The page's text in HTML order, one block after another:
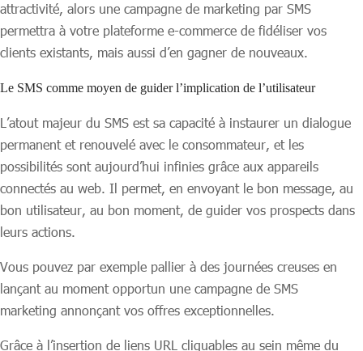
attractivité, alors une campagne de marketing par SMS
permettra à votre plateforme e-commerce de fidéliser vos
clients existants, mais aussi d’en gagner de nouveaux.
Le SMS comme moyen de guider l’implication de l’utilisateur
L’atout majeur du SMS est sa capacité à instaurer un dialogue
permanent et renouvelé avec le consommateur, et les
possibilités sont aujourd’hui infinies grâce aux appareils
connectés au web. Il permet, en envoyant le bon message, au
bon utilisateur, au bon moment, de guider vos prospects dans
leurs actions.
Vous pouvez par exemple pallier à des journées creuses en
lançant au moment opportun une campagne de SMS
marketing annonçant vos offres exceptionnelles.
Grâce à l’insertion de liens URL cliquables au sein même du